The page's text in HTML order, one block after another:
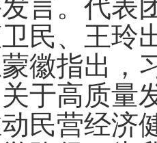
言。代表
民、王玲
指出，习
于高质量
民营经济